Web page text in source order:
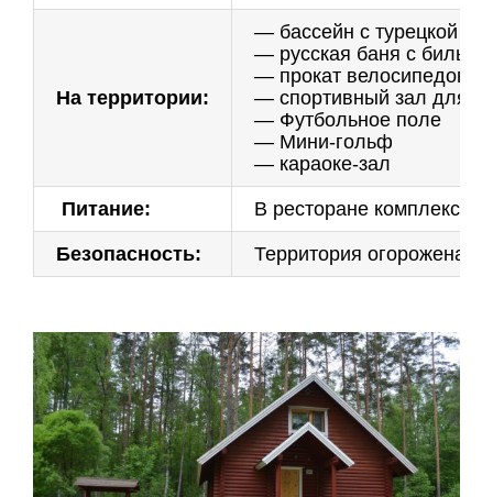
На территории:
— бассейн с турецкой
— русская баня с
— прокат велосипедов,
— спортивный зал для
— Футбольное поле
— Мини-гольф
— караоке-зал
Питание: В ресторане комплекса
Безопасность: Территория огорожена и